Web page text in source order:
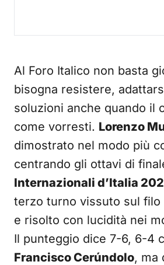
Al Foro Italico non basta
bisogna resistere,
soluzioni anche quando il
come vorresti. Lorenzo
dimostrato nel modo più
centrando gli ottavi di
Internazionali d’Italia
terzo turno vissuto sul filo
e risolto con lucidità nei
Il punteggio dice 7-6, 6-4
Francisco Cerúndolo, ma